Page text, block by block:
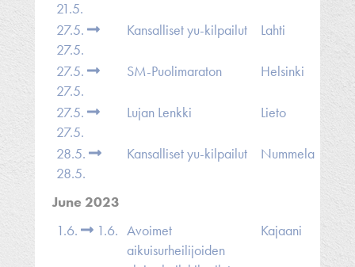
21.5.
27.5.
27.5.
Kansalliset yu-kilpailut Lahti
27.5.
27.5.
SM-Puolimaraton Helsinki
27.5.
27.5.
Lujan Lenkki Lieto
28.5.
28.5.
Kansalliset yu-kilpailut Nummela
June 2023
1.6.
1.6. Avoimet
aikuisurheilijoiden
Kajaani